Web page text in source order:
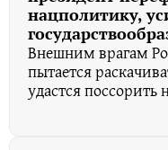
нацполитику,
Внешним врагам
пытается
удастся поссорить